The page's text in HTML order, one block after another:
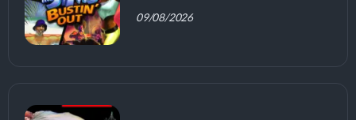
09/08/2026